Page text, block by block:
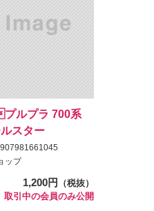
ルプラ 700系
スター
ップ
1,200円
（税抜）
取引中の会員のみ公開